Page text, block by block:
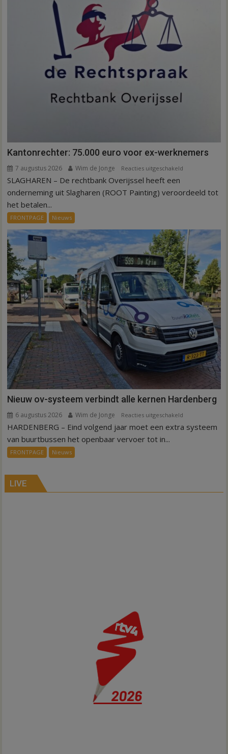
Kantonrechter: 75.000 euro voor ex-werknemers
7 augustus 2026 Wim de Jonge Reacties uitgeschakeld
75.000
werknemers
SLAGHAREN – De rechtbank Overijssel heeft een
onderneming uit Slagharen (ROOT Painting) veroordeeld tot
het betalen...
FRONTPAGE Nieuws
Nieuw ov-systeem verbindt alle kernen Hardenberg
6 augustus 2026 Wim de Jonge Reacties uitgeschakeld
Nieuw
Hardenberg
HARDENBERG – Eind volgend jaar moet een extra systeem
van buurtbussen het openbaar vervoer tot in...
FRONTPAGE Nieuws
LIVE